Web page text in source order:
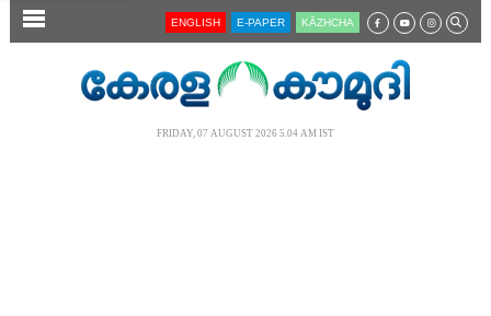
SECTIONS ENGLISH E-PAPER KĀZHCHA
FRIDAY, 07 AUGUST 2026 5.04 AM IST